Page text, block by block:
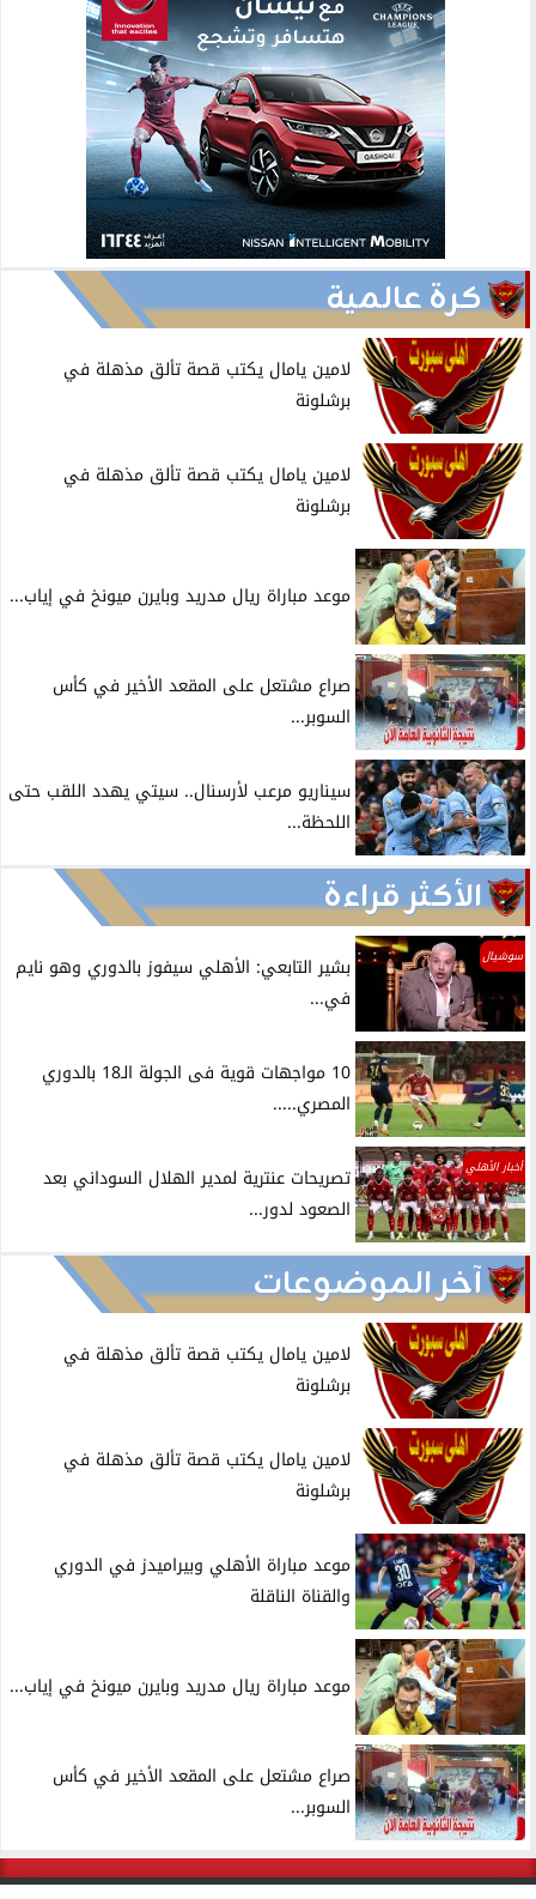
كرة عالمية
لامين يامال يكتب قصة تألق مذهلة في
برشلونة
لامين يامال يكتب قصة تألق مذهلة في
برشلونة
موعد مباراة ريال مدريد وبايرن ميونخ في إياب...
صراع مشتعل على المقعد الأخير في كأس
السوبر...
سيناريو مرعب لأرسنال.. سيتي يهدد اللقب حتى
اللحظة...
الأكثر قراءة
سوشيال
بشير التابعي: الأهلي سيفوز بالدوري وهو نايم
في...
10 مواجهات قوية فى الجولة الـ18 بالدوري
المصري.....
أخبار الأهلي
تصريحات عنترية لمدير الهلال السوداني بعد
الصعود لدور...
آخر الموضوعات
لامين يامال يكتب قصة تألق مذهلة في
برشلونة
لامين يامال يكتب قصة تألق مذهلة في
برشلونة
موعد مباراة الأهلي وبيراميدز في الدوري
والقناة الناقلة
موعد مباراة ريال مدريد وبايرن ميونخ في إياب...
صراع مشتعل على المقعد الأخير في كأس
السوبر...